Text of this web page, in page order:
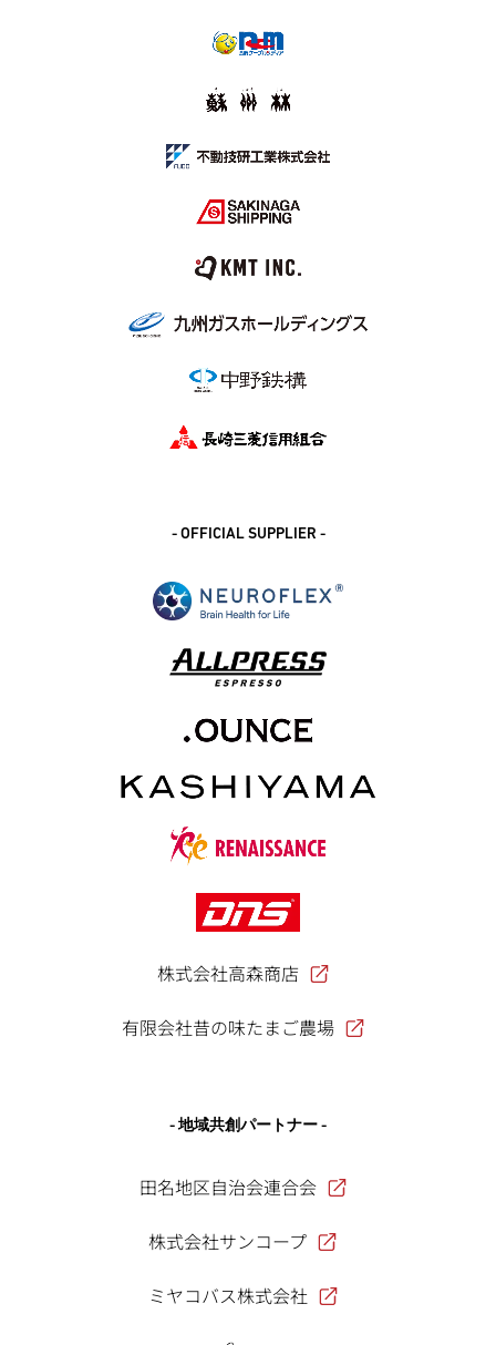
- OFFICIAL SUPPLIER -
株式会社高森商店
有限会社昔の味たまご農場
- 地域共創パートナー -
田名地区自治会連合会
株式会社サンコープ
ミヤコバス株式会社